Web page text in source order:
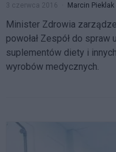
3 czerwca 2016 Marcin Pieklak
Minister Zdrowia
powołał Zespół do
suplementów diety i
wyrobów medycznych.